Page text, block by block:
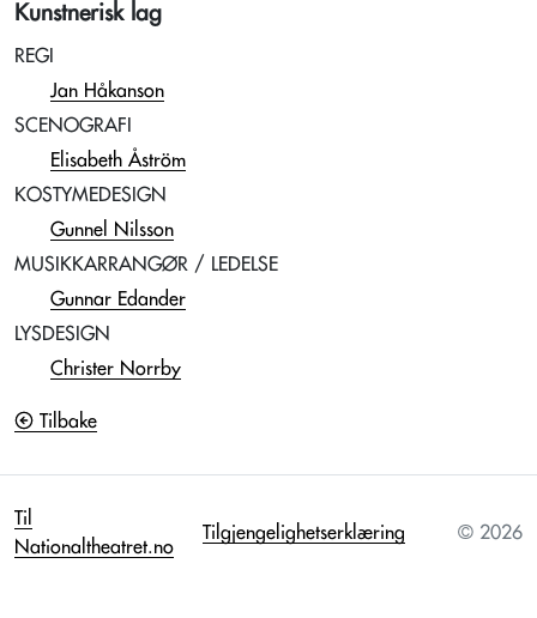
Kunstnerisk lag
REGI
Jan Håkanson
SCENOGRAFI
Elisabeth Åström
KOSTYMEDESIGN
Gunnel Nilsson
MUSIKKARRANGØR / LEDELSE
Gunnar Edander
LYSDESIGN
Christer Norrby
Tilbake
Til
Nationaltheatret.no
Tilgjengelighetserklæring © 2026